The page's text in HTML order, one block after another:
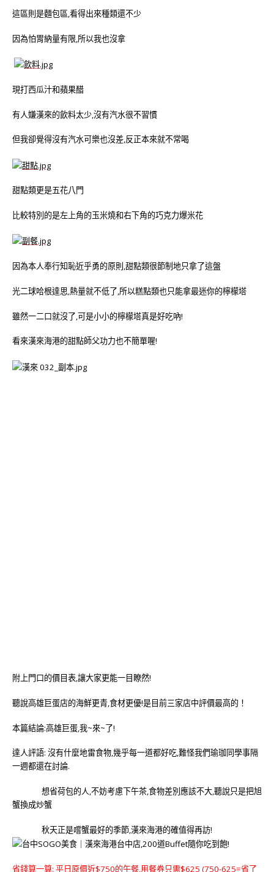
這區則是麵包區,看得出來種類還不少
因為怕胃納量有限,所以我也沒拿
現打西瓜汁和蘋果醋
有人嫌漢來的飲料太少,沒有汽水很不習慣
但我卻覺得沒有汽水可樂也沒差,反正本來就不常喝
甜點類更是五花八門
比較特別的是左上角的玉米燒和右下角的巧克力爆米花
因為本人奉行知恥近乎勇的原則,甜點類很節制地只拿了這盤
光二球哈根達思,熱量就不低了,所以糕點類也只能拿最迷你的檸檬塔
雖然一二口就沒了,可是小小的檸檬塔真是好吃吶!
看來漢來海港的甜點師父功力也不簡單喔!
附上門口的價目表,讓大家更能一目瞭然!
聽說高雄巨蛋店的海鮮更青,食材更優!是目前三家店中評價最高的！
本篇結論:高雄巨蛋,我~來~了!
達人評語: 沒有什麼地雷食物,幾乎每一道都好吃,難怪我們瑜珈同學事隔
一週都還在討論.
想省荷包的人,不妨考慮下午茶,食物差別應該不大,聽說只是把旭
蟹換成炒蟹
秋天正是嚐蟹最好的季節,漢來海港的確值得再訪!
省錢算一算: 平日原價近$750的午餐,用餐券只需$625 (750-625=省了